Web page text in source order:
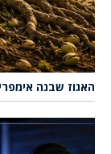
האגוז שבנה